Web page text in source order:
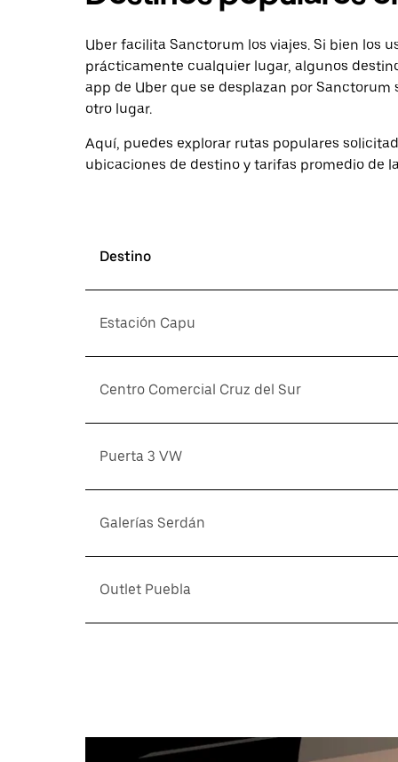
Uber facilita Sanctorum los viajes. Si bien los
prácticamente cualquier lugar, algunos
app de Uber que se desplazan por
otro lugar.
Aquí, puedes explorar rutas populares
ubicaciones de destino y tarifas promedio de
Destino
Estación Capu
Centro Comercial Cruz del Sur
Puerta 3 VW
Galerías Serdán
Outlet Puebla